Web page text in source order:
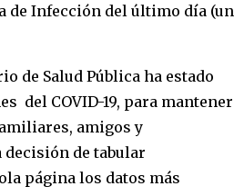
de Infección del último día (un
de Salud Pública ha estado
del COVID-19, para mantener
amigos y
de tabular
página los datos más